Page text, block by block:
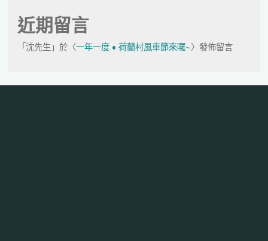
近期留言
「 沈先生 」於〈一年一度 • 荷蘭村風車節來囉~〉發佈留言